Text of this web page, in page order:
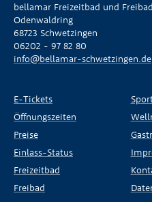
bellamar Freizeitbad und Freibad
Odenwaldring
68723 Schwetzingen
06202 - 97 82 80
info@bellamar-schwetzingen.de
E-Tickets
Öffnungszeiten
Preise
Einlass-Status
Freizeitbad
Freibad